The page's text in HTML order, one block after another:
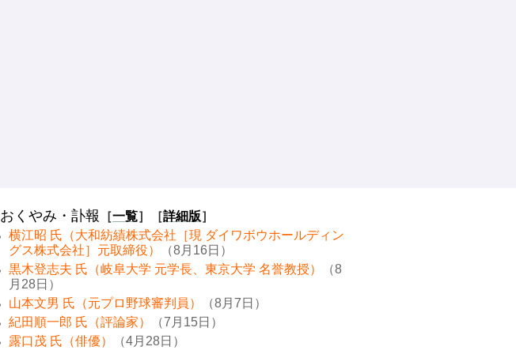
おくやみ・訃報 ［一覧］［詳細版］
横江昭 氏（大和紡績株式会社［現 ダイワボウホールディン
グス株式会社］元取締役）
（8月16日）
黒木登志夫 氏（岐阜大学 元学長、東京大学 名誉教授）
（8
月28日）
山本文男 氏（元プロ野球審判員）
（8月7日）
紀田順一郎 氏（評論家）
（7月15日）
露口茂 氏（俳優）
（4月28日）